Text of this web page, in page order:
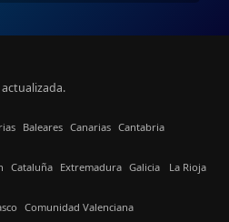
Baleares Canarias Cantabria
Cataluña Extremadura Galicia La Rioja
Comunidad Valenciana